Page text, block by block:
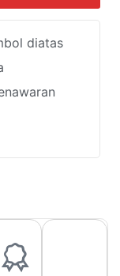
diatas